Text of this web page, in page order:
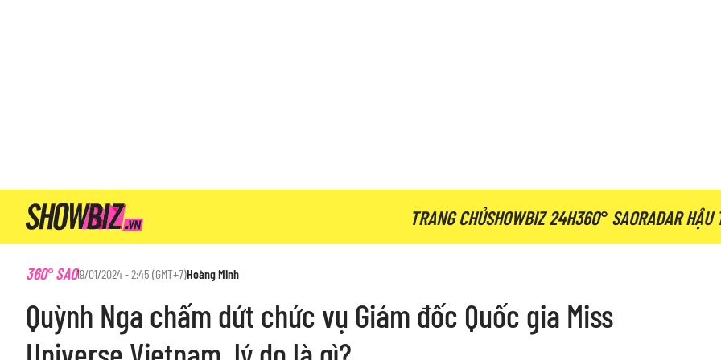
TRANG CHỦSHOWBIZ 24H360° SAORADAR HẬU
360° SAO19/01/2024 - 2:45 (GMT+7)Hoàng Minh
Quỳnh Nga chấm dứt chức vụ Giám đốc Quốc gia Miss